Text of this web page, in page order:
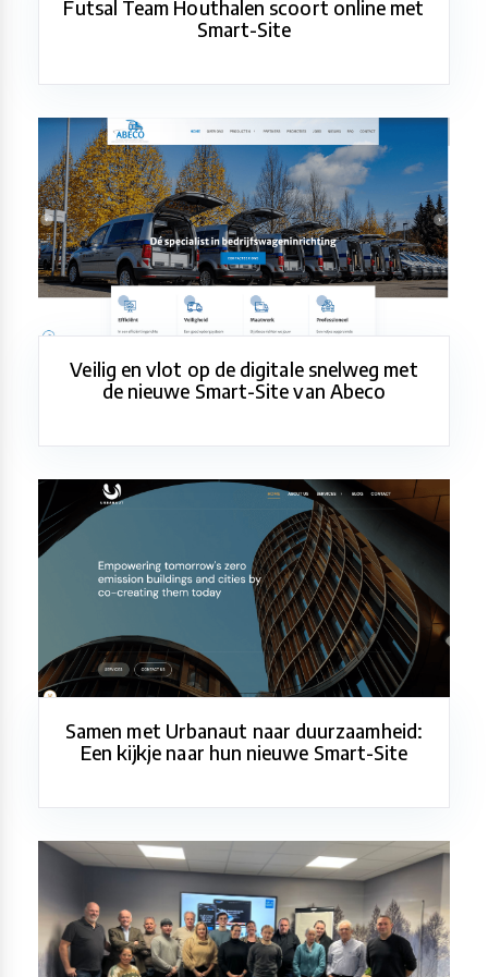
Futsal Team Houthalen scoort online met
Smart-Site
Veilig en vlot op de digitale snelweg met
de nieuwe Smart-Site van Abeco
Samen met Urbanaut naar duurzaamheid:
Een kijkje naar hun nieuwe Smart-Site